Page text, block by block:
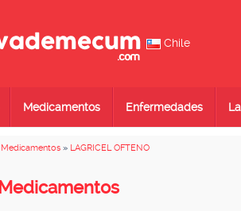
Chile
Medicamentos Enfermedades
Medicamentos » LAGRICEL OFTENO
Medicamentos